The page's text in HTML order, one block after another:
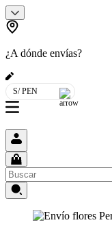
¿A dónde envías?
S/ PEN